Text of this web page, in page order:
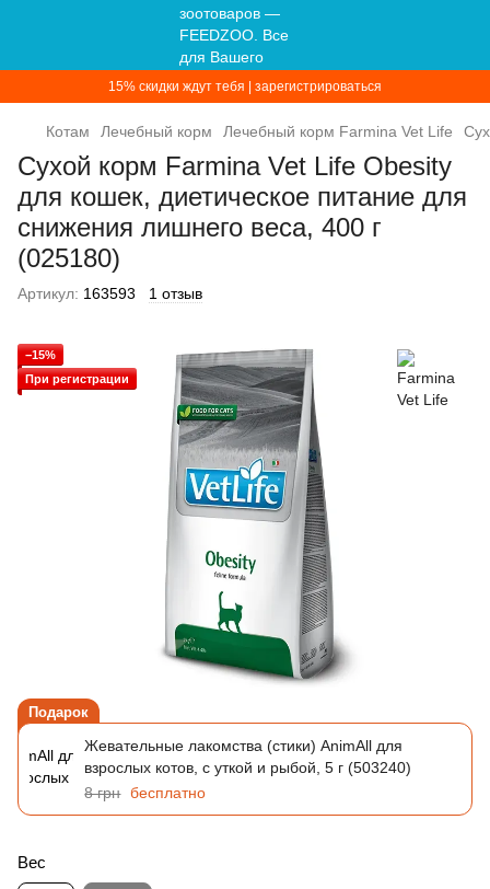
15% скидки ждут тебя | зарегистрироваться
Котам Лечебный корм Лечебный корм Farmina Vet Life
Сухой корм Farmina Vet Life Obesity
для кошек, диетическое питание для
снижения лишнего веса, 400 г
(025180)
Артикул: 163593 1 отзыв
−15%
При регистрации
Подарок
Жевательные лакомства (стики) AnimAll для
взрослых котов, с уткой и рыбой, 5 г (503240)
8 грн бесплатно
Вес